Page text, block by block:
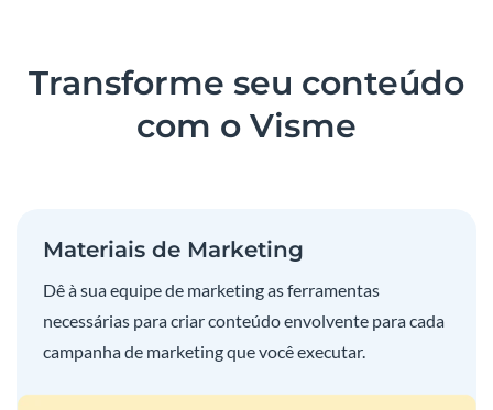
Transforme seu conteúdo
com o Visme
Materiais de Marketing
Dê à sua equipe de marketing as ferramentas
necessárias para criar conteúdo envolvente para cada
campanha de marketing que você executar.